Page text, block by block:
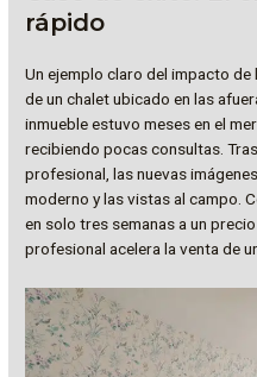
rápido
Un ejemplo claro del impacto
de un chalet ubicado en las
inmueble estuvo meses en el
recibiendo pocas consultas.
profesional, las nuevas
moderno y las vistas al campo.
en solo tres semanas a un
profesional acelera la venta de